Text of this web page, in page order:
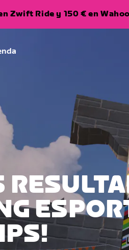
Zwift Ride y 150 € en